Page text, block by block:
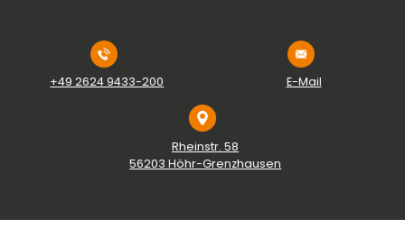
+49 2624 9433-200 E-Mail
Rheinstr. 58
56203 Höhr-Grenzhausen